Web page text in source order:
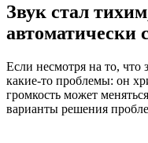
Звук стал
автоматически
Если несмотря на то, что
какие-то проблемы: он
громкость может
варианты решения